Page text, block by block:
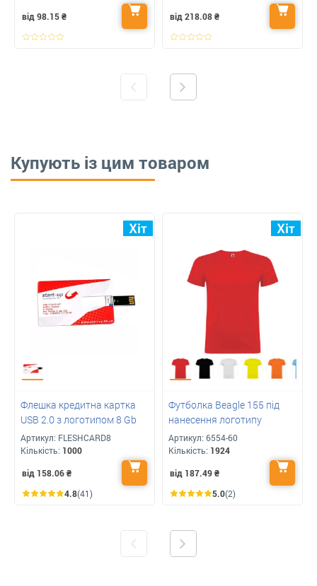
від 98.15₴
від 218.08₴
Купують із цим товаром
Флешка кредитна картка
USB 2.0 з логотипом 8 Gb
Артикул: FLESHCARD8
Кількість: 1000
від 158.06₴
4.8(41)
Футболка Beagle 155 під
нанесення логотипу
Артикул: 6554-60
Кількість: 1924
від 187.49₴
5.0(2)